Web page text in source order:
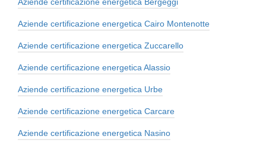
Aziende certificazione energetica Cairo Montenotte
Aziende certificazione energetica Zuccarello
Aziende certificazione energetica Alassio
Aziende certificazione energetica Urbe
Aziende certificazione energetica Carcare
Aziende certificazione energetica Nasino